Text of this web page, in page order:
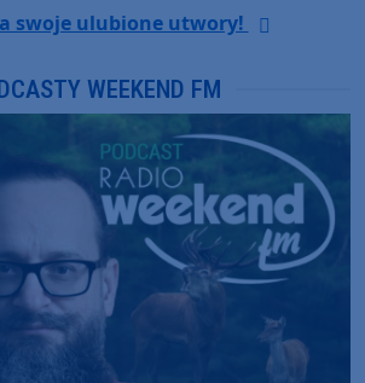
swoje ulubione utwory!
WEEKEND FM